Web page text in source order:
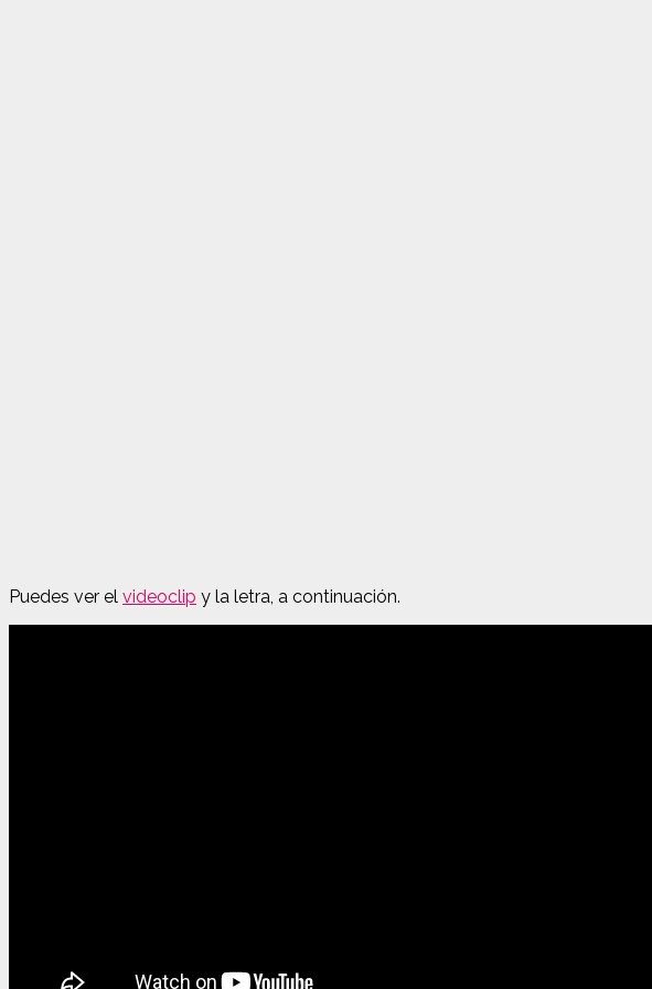
Puedes ver el videoclip y la letra, a continuación.